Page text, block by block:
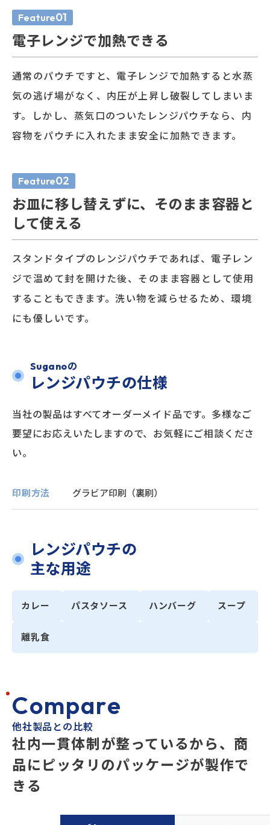
Feature01
電子レンジで加熱できる
通常のパウチですと、電子レンジで加熱すると水蒸
気の逃げ場がなく、内圧が上昇し破裂してしまいま
す。しかし、蒸気口のついたレンジパウチなら、内
容物をパウチに入れたまま安全に加熱できます。
Feature02
お皿に移し替えずに、そのまま容器と
して使える
スタンドタイプのレンジパウチであれば、電子レン
ジで温めて封を開けた後、そのまま容器として使用
することもできます。洗い物を減らせるため、環境
にも優しいです。
Suganoの
レンジパウチの仕様
当社の製品はすべてオーダーメイド品です。多様なご
要望にお応えいたしますので、お気軽にご相談くださ
い。
印刷方法 グラビア印刷（裏刷）
レンジパウチの
主な用途
カレー パスタソース ハンバーグ スープ
離乳食
他社製品との比較
Compare
社内一貫体制が整っているから、 商
品にピッタリのパッケージが製作で
きる